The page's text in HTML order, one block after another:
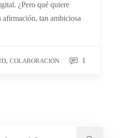
¿Pero qué quiere
afirmación, tan ambiciosa
, COLABORACIÓN 1